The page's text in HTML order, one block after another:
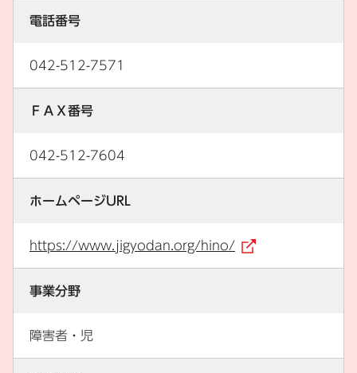
電話番号
042-512-7571
ＦＡＸ番号
042-512-7604
ホームページURL
https://www.jigyodan.org/hino/
事業分野
障害者・児